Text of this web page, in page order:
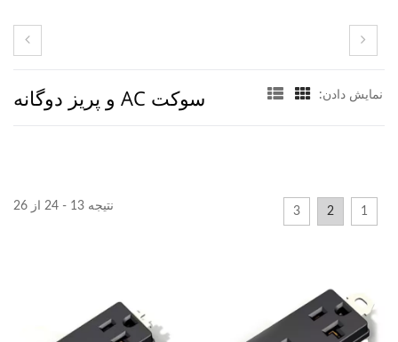
سوکت AC و پریز دوگانه نمایش دادن:
نتیجه 13 - 24 از 26 1
2
3